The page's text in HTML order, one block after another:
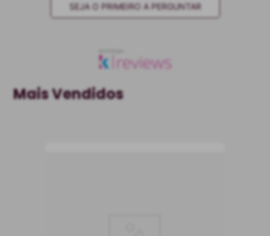
SEJA O PRIMEIRO A PERGUNTAR
Mais Vendidos